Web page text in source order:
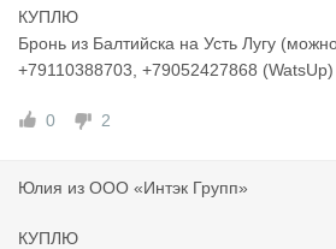
КУПЛЮ
Бронь из Балтийска на Усть Лугу
+79110388703, +79052427868 (WatsUp)
0 2
Юлия из ООО «Интэк Групп»
КУПЛЮ